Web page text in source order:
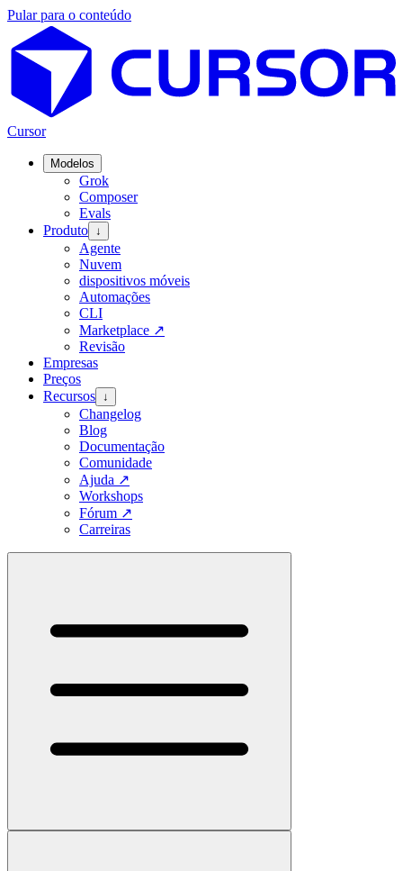
Pular para o conteúdo
Cursor
Modelos
Grok
Composer
Evals
Produto ↓
Agente
Nuvem
dispositivos móveis
Automações
CLI
Marketplace ↗
Revisão
Empresas
Preços
Recursos ↓
Changelog
Blog
Documentação
Comunidade
Ajuda ↗
Workshops
Fórum ↗
Carreiras